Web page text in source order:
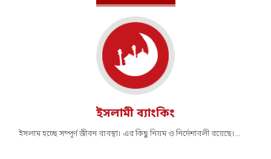
ইসলামী ব্যাংকিং
ইসলাম হচ্ছে সম্পূর্ণ জীবন ব্যবস্থা। এর কিছু নিয়ম ও নির্দেশাবলী রয়েছে।...